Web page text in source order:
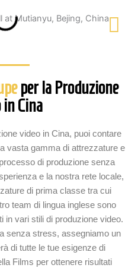
per la Produzione
Cina
video in Cina, puoi contare
vasta gamma di attrezzature e
di produzione senza
e la nostra rete locale,
di prima classe tra cui
team di lingua inglese sono
in vari stili di produzione video.
senza stress, assegniamo un
di tutte le tue esigenze di
Films per ottenere risultati